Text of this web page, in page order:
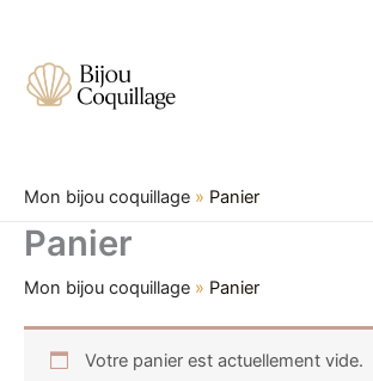
contenu
Mon bijou coquillage » Panier
Panier
Mon bijou coquillage » Panier
Votre panier est actuellement vide.